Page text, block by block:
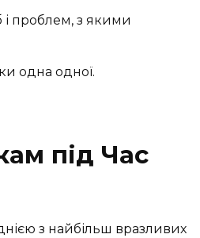
проблем, з якими
одна одної.
під Час
з найбільш вразливих